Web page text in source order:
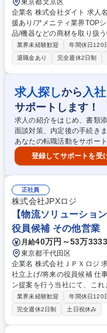
東京都文京区
企業名 株式会社ダイト 求人名 【海外購買】英語力を活かせる/資格取得支
援あり/アメニティ業界TOPシェア 仕事の内容 アメニティ/衛
品/機器などの商材を取り扱
・発注業務/加工注文/納期追
拓ならびに仕入値上げ対応/
検品 募集職種 【海外購買】英語力を活かせる/資格取得支援あり/アメニテ
ィ業界TOPシェア
業界未経験歓迎 年間休日120
退職金あり
完全週休2日制
求人探しから 入
サポートします！
求人の紹介をはじめ、書類
面談対策、内定後の手続き
あなたの転職活動をサポート
登録してサポートを受
正社員
株式会社JPXロジ
【物流ソリューショ
役員候補 その他営業
月給40万円～53万
東京都千代田区
企業名 株式会社ＪＰＸロジ 求人名 【物流ソリューション営業】物流子会
社立上げ/将来の役員候補 仕事の内容 荷主企業へ最適な物流ソリューショ
ン提案を行う当社にて、こ
締結、パートナー会社の選定な
には荷主と物流会社の仲介役
します。現在は代表の人脈
自身のネットワークをフル
業界未経験歓迎 年間休日120
完全週休2日制
土日祝休み